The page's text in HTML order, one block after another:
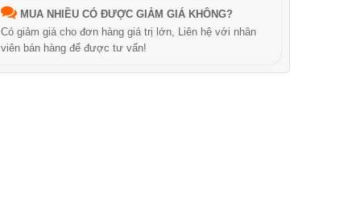
MUA NHIỀU CÓ ĐƯỢC GIẢM GIÁ KHÔNG?
Có giảm giá cho đơn hàng giá trị lớn, Liên hệ với nhân
viên bán hàng để được tư vấn!